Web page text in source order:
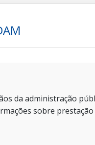
da administração
sobre prestação